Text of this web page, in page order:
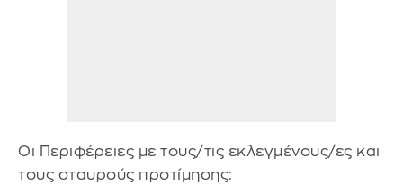
Οι Περιφέρειες με τους/τις εκλεγμένους/ες και
τους σταυρούς προτίμησης: